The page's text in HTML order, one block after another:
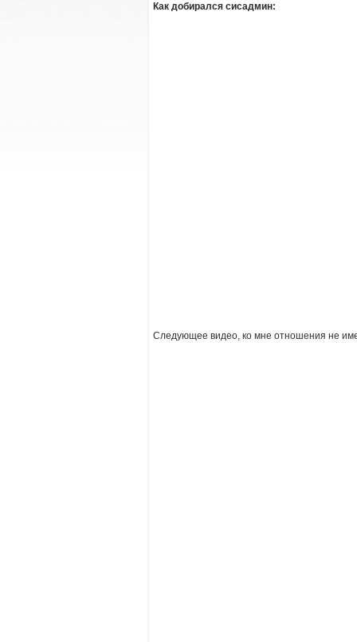
Как добирался сисадмин:
Следующее видео, ко мне отношения не